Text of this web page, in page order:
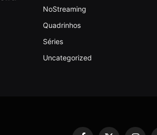
NoStreaming
Quadrinhos
Séries
Uncategorized